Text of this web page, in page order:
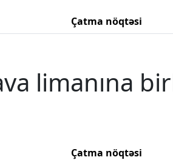
Çatma nöqtəsi
limanına
Çatma nöqtəsi